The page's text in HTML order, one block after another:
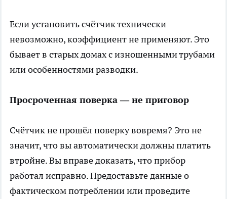
Если установить счётчик технически
невозможно, коэффициент не применяют. Это
бывает в старых домах с изношенными трубами
или особенностями разводки.
Просроченная поверка — не приговор
Счётчик не прошёл поверку вовремя? Это не
значит, что вы автоматически должны платить
втройне. Вы вправе доказать, что прибор
работал исправно. Предоставьте данные о
фактическом потреблении или проведите